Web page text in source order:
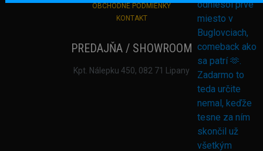
OBCHODNÉ PODMIENKY
KONTAKT
PREDAJŇA / SHOWROOM
Kpt. Nálepku 450, 082 71 Lipany